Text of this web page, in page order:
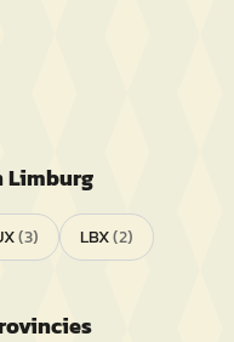
Limburg
(3) LBX(2)